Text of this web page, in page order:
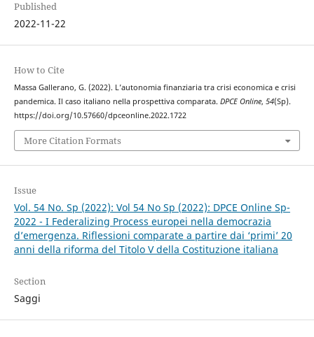
Published
2022-11-22
How to Cite
Massa Gallerano, G. (2022). L’autonomia finanziaria tra crisi economica e crisi
pandemica. Il caso italiano nella prospettiva comparata. DPCE Online, 54(Sp).
https://doi.org/10.57660/dpceonline.2022.1722
More Citation Formats
Issue
Vol. 54 No. Sp (2022): Vol 54 No Sp (2022): DPCE Online Sp-
2022 - I Federalizing Process europei nella democrazia
d’emergenza. Riflessioni comparate a partire dai ‘primi’ 20
anni della riforma del Titolo V della Costituzione italiana
Section
Saggi